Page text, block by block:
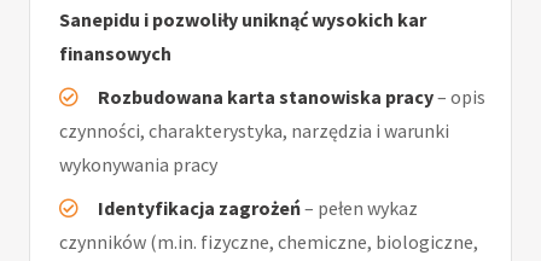
Sanepidu i pozwoliły uniknąć wysokich kar
finansowych
Rozbudowana karta stanowiska pracy– opis
czynności, charakterystyka, narzędzia i warunki
wykonywania pracy
Identyfikacja zagrożeń– pełen wykaz
czynników (m.in. fizyczne, chemiczne, biologiczne,